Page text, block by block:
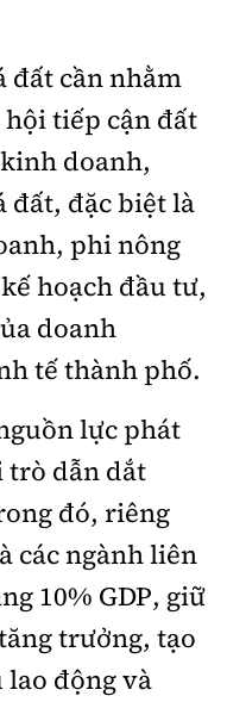
đất cần nhằm
tiếp cận đất
doanh,
đất, đặc biệt là
phi nông
hoạch đầu tư,
doanh
tế thành phố.
lực phát
trò dẫn dắt
đó, riêng
các ngành liên
10% GDP, giữ
trưởng, tạo
động và